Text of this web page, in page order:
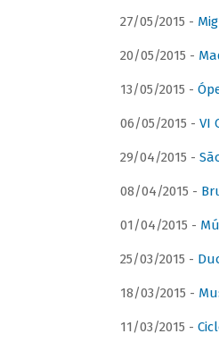
27/05/2015 -
20/05/2015 -
13/05/2015 -
06/05/2015 - VI
29/04/2015 -
08/04/2015 -
01/04/2015 -
25/03/2015 -
18/03/2015 -
11/03/2015 -